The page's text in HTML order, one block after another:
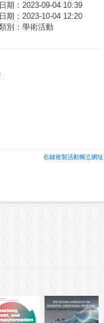
期：2023-09-04 10:39
期：2023-10-04 12:20
別：學術活動
右鍵複製活動獨立網址